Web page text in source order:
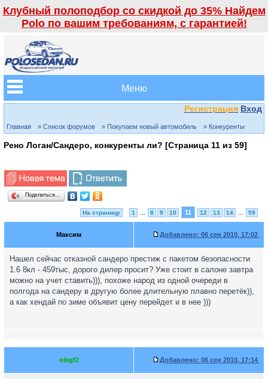
Клубный полоподбор со скидкой до 35% Найдем
Polo по вашим требованиям, с гарантией!
Меню
Регистрация Вход
Главная » Список форумов » Покупаем новый автомобиль » Конкуренты
Рено Логан/Сандеро, конкуренты ли? [Страница 11 из 59]
Поделиться…
На страницу 1 8 9 10 11 12 13 14 59
Максим Добавлено: 06 сен 2010, 17:02
Нашел сейчас отказной сандеро престиж с пакетом безопасности
1.6 8кл - 459тыс, дорого дилер просит? Уже стоит в салоне завтра
можно на учет ставить))), похоже народ из одной очереди в
полгода на сандеру в другую более длительную плавно перетёк)),
а как хендай по зиме объявит цену перейдет и в нее )))
olegf2 Добавлено: 06 сен 2010, 17:14